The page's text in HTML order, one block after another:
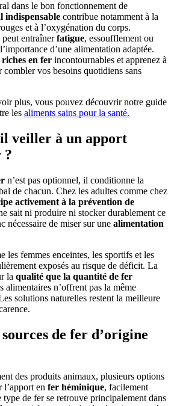
dans le bon fonctionnement de
indispensable contribue notamment à la
et à l’oxygénation du corps.
peut entraînerfatigue, essoufflement ou
d’une alimentation adaptée.
en fer incontournables et apprenez à
combler vos besoins quotidiens sans
plus, vous pouvez découvrir notre guide
les aliments sains pour la santé.
veiller à un apport
?
n’est pas optionnel, il conditionne la
de chacun. Chez les adultes comme chez
activement à la prévention de
sait ni produire ni stocker durablement ce
nécessaire de miser sur une alimentation
les femmes enceintes, les sportifs et les
exposés au risque de déficit. La
la qualité que la quantité de fer
alimentaires n’offrent pas la même
solutions naturelles restent la meilleure
de fer d’origine
des produits animaux, plusieurs options
l’apport en fer héminique, facilement
type de fer se retrouve principalement dans